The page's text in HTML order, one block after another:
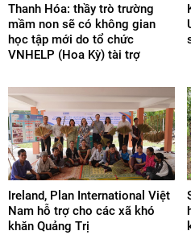
Thanh Hóa: thầy trò trường
mầm non sẽ có không gian
học tập mới do tổ chức
VNHELP (Hoa Kỳ) tài trợ
Ireland, Plan International Việt
Nam hỗ trợ cho các xã khó
khăn Quảng Trị